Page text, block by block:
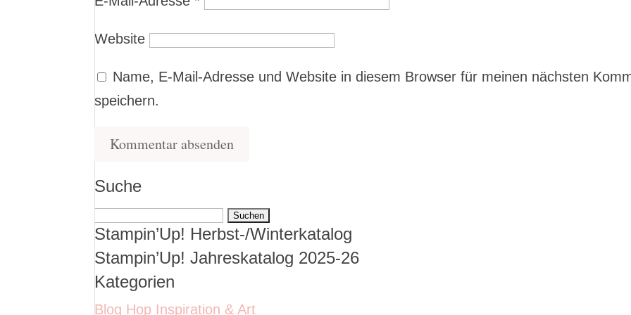
Website
Name, E-Mail-Adresse und Website in diesem Browser für meinen nächsten
speichern.
Suche
Suchen
nach:
Stampin’Up! Herbst-/Winterkatalog
Stampin’Up! Jahreskatalog 2025-26
Kategorien
Blog Hop Inspiration & Art